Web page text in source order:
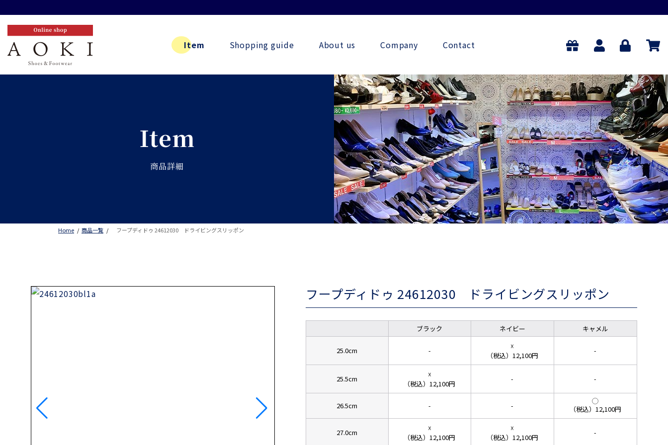
Item Shopping guide About us Company Contact
Item
商品詳細
Home 商品一覧 フープディドゥ 24612030 ドライビングスリッポン
フープディドゥ 24612030 ドライビングスリッポン
ブラック ネイビー キャメル
25.0cm -
☓
（税込）12,100円
-
25.5cm
☓
（税込）12,100円
- -
26.5cm - - （税込）12,100円
27.0cm
☓
（税込）12,100円
☓
（税込）12,100円
-